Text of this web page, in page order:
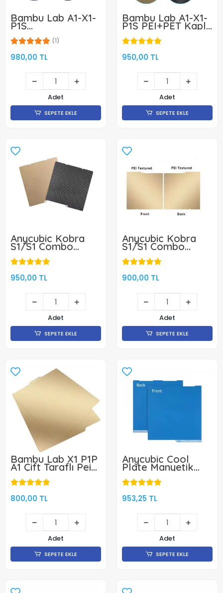
Bambu Lab A1-X1-
P1S
PEO(Diamond)+PET
Kaplı Yay Çeliği
256x256mm - Çift
(1)
980,00 TL
Adet
SEPETE EKLE
Bambu Lab A1-X1-
P1S PEI+PET Kaplı
Yay Çeliği
Manyetik Tabla -
Yüzlü -Klon
950,00 TL
Adet
SEPETE EKLE
Anycubic Kobra
S1/S1 Combo
PET+PEI Kaplı
Manyetik Tabla -
Yüzlü
950,00 TL
Adet
SEPETE EKLE
Anycubic Kobra
S1/S1 Combo
Textured PEI Kaplı
Manyetik Tabla -
Yüzlü
900,00 TL
Adet
SEPETE EKLE
Bambu Lab X1 P1P
A1 Çift Taraflı Pei
Kaplı Yay Çeliği
Tabla-257x257mm
800,00 TL
Adet
SEPETE EKLE
Anycubic Cool
Plate Manyetik
Tabla - Kobra
3/Combo/V2/V2
255x255mm- KLON
953,25 TL
Adet
SEPETE EKLE